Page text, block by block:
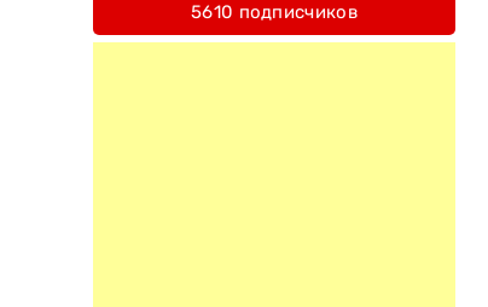
5610 подписчиков